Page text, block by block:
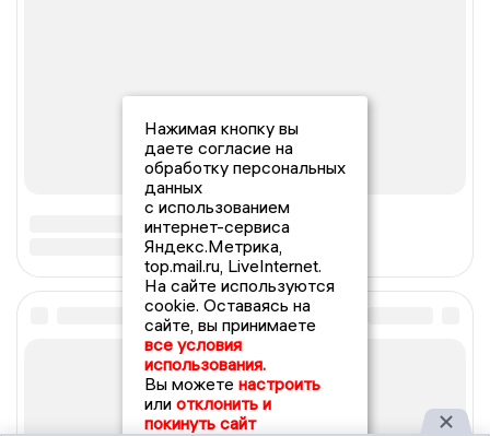
Нажимая кнопку вы
даете согласие на
обработку персональных
данных
с использованием
интернет-сервиса
Яндекс.Метрика,
top.mail.ru, LiveInternet.
На сайте используются
cookie. Оставаясь на
сайте, вы принимаете
все условия
использования.
Вы можете настроить
или отклонить и
покинуть сайт